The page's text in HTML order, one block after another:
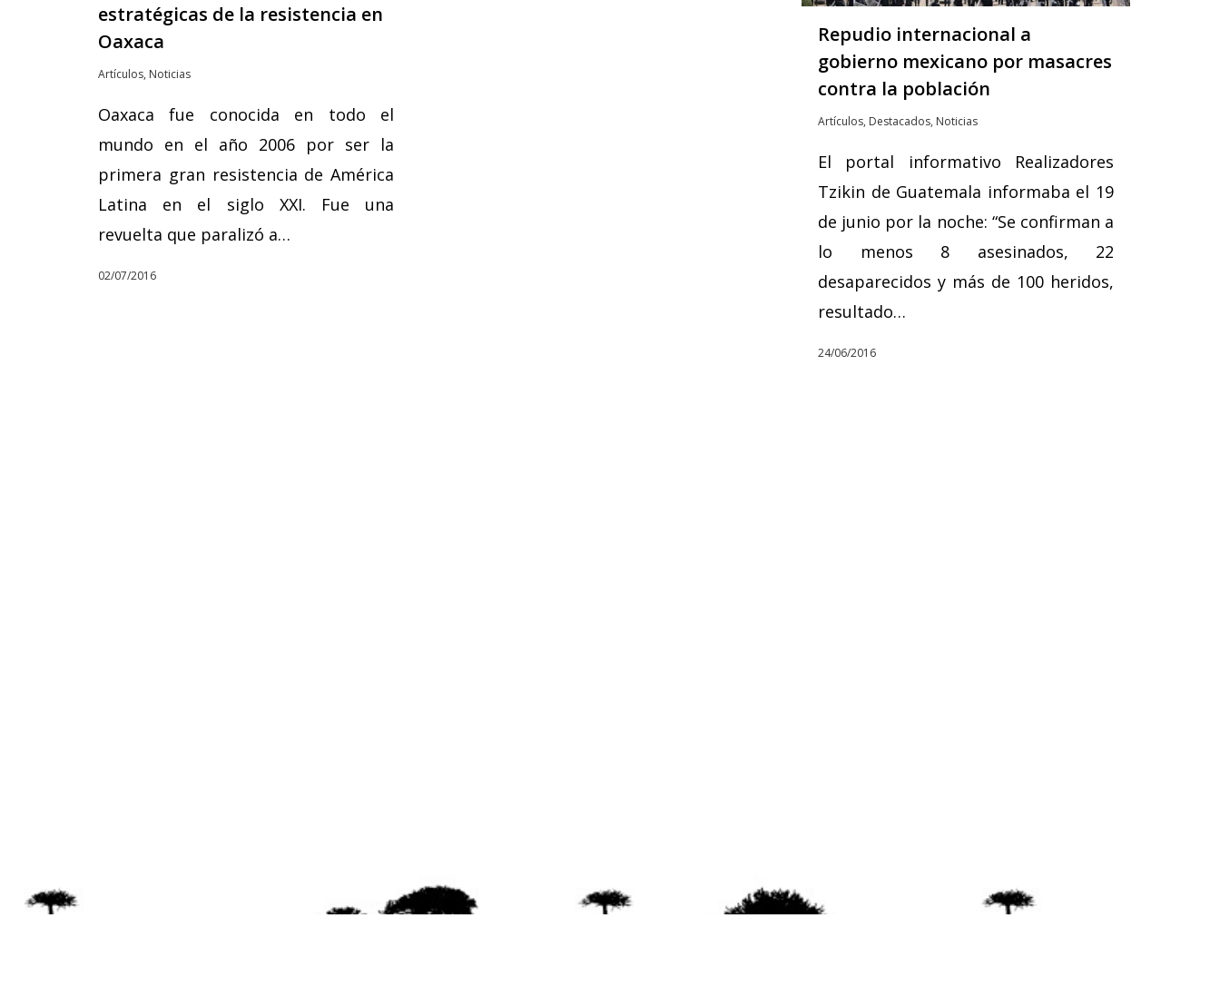
estratégicas de la resistencia en
Oaxaca
Artículos, Noticias
Oaxaca fue conocida en todo el
mundo en el año 2006 por ser la
primera gran resistencia de América
Latina en el siglo XXI. Fue una
revuelta que paralizó a…
02/07/2016
Repudio internacional a
gobierno mexicano por masacres
contra la población
Artículos, Destacados, Noticias
El portal informativo Realizadores
Tzikin de Guatemala informaba el 19
de junio por la noche: “Se confirman a
lo menos 8 asesinados, 22
desaparecidos y más de 100 heridos,
resultado…
24/06/2016